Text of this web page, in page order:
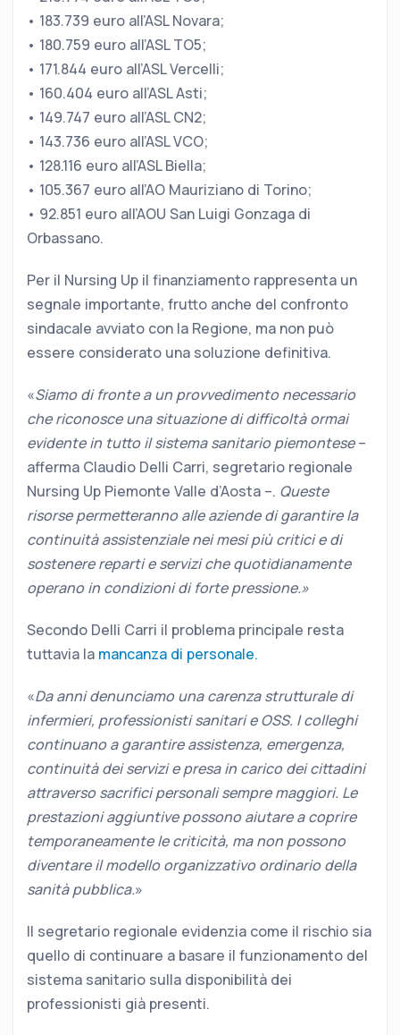
•⁠ ⁠183.739 euro all’ASL Novara;
•⁠ ⁠180.759 euro all’ASL TO5;
•⁠ ⁠171.844 euro all’ASL Vercelli;
•⁠ ⁠160.404 euro all’ASL Asti;
•⁠ ⁠149.747 euro all’ASL CN2;
•⁠ ⁠143.736 euro all’ASL VCO;
•⁠ ⁠128.116 euro all’ASL Biella;
•⁠ ⁠105.367 euro all’AO Mauriziano di Torino;
•⁠ ⁠92.851 euro all’AOU San Luigi Gonzaga di
Orbassano.
Per il Nursing Up il finanziamento rappresenta un
segnale importante, frutto anche del confronto
sindacale avviato con la Regione, ma non può
essere considerato una soluzione definitiva.
«Siamo di fronte a un provvedimento necessario
che riconosce una situazione di difficoltà ormai
evidente in tutto il sistema sanitario piemontese–
afferma Claudio Delli Carri, segretario regionale
Nursing Up Piemonte Valle d’Aosta –. Queste
risorse permetteranno alle aziende di garantire la
continuità assistenziale nei mesi più critici e di
sostenere reparti e servizi che quotidianamente
operano in condizioni di forte pressione.»
Secondo Delli Carri il problema principale resta
tuttavia la mancanza di personale.
«Da anni denunciamo una carenza strutturale di
infermieri, professionisti sanitari e OSS. I colleghi
continuano a garantire assistenza, emergenza,
continuità dei servizi e presa in carico dei cittadini
attraverso sacrifici personali sempre maggiori. Le
prestazioni aggiuntive possono aiutare a coprire
temporaneamente le criticità, ma non possono
diventare il modello organizzativo ordinario della
sanità pubblica.»
Il segretario regionale evidenzia come il rischio sia
quello di continuare a basare il funzionamento del
sistema sanitario sulla disponibilità dei
professionisti già presenti.